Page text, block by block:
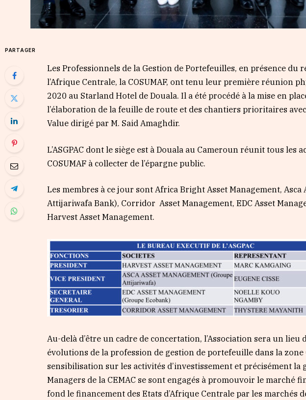
PARTAGER
Les Professionnels de la Gestion de Portefeuilles, en présence
l’Afrique Centrale, la COSUMAF, ont tenu leur première réunion
2020 au Starland Hotel de Douala. Il a été procédé à la mise en
l’élaboration de la feuille de route et des chantiers prioritaires
Value dirigé par M. Said Amaghdir.
L’ASGPAC dont le siège est à Douala au Cameroun réunit tous les
COSUMAF à collecter de l’épargne public.
Les membres à ce jour sont Africa Bright Asset Management, Asca
Attijariwafa Bank), Corridor Asset Management, EDC Asset
Harvest Asset Management.
Au-delà d’être un cadre de concertation, l’Association sera un
évolutions de la profession de gestion de portefeuille dans la zone
sensibilisation sur les activités d’investissement et précisément la
Managers de la CEMAC se sont engagés à promouvoir le marché
fond le financement des Etats d’Afrique Centrale par les marchés